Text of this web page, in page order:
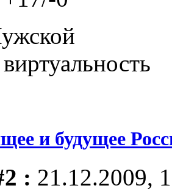
и будущее
: 21.12.2009,